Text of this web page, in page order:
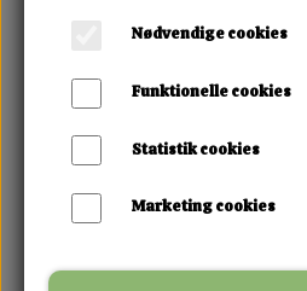
Nødvendige cookies
Funktionelle cookies
Statistik cookies
Marketing cookies